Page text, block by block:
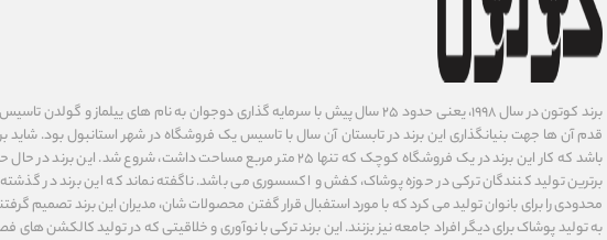
برند کوتون در سال ۱۹۹۸، یعنی حدود ۲۵ سال پیش با سرمایه گذاری دوجوان به نام های ییلماز و
قدم آن ها جهت بنیانگذاری این برند در تابستان آن سال با تاسیس یک فروشگاه در شهر استانبول بود. شاید
باشد که کار این برند در یک فروشگاه کوچک که تنها ۲۵ متر مربع مساحت داشت، شروع شد. این
برترین تولید کنندگان ترکی در حوزه پوشاک، کفش و اکسسوری می باشد. ناگفته نماند که این برند در
محدودی را برای بانوان تولید می کرد که با مورد استفبال قرار گفتن محصولات شان، مدیران این برند تصمیم
به تولید پوشاک برای دیگر افراد جامعه نیز بزنند. این برند ترکی با نوآوری ‌و خلاقیتی که در تولید کالکشن های